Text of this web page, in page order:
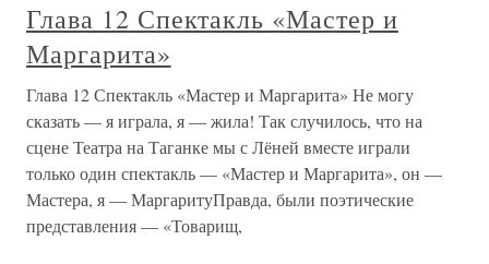
Глава 12 Спектакль «Мастер и
Маргарита»
Глава 12 Спектакль «Мастер и Маргарита» Не могу
сказать — я играла, я — жила! Так случилось, что на
сцене Театра на Таганке мы с Лёней вместе играли
только один спектакль — «Мастер и Маргарита», он —
Мастера, я — МаргаритуПравда, были поэтические
представления — «Товарищ,